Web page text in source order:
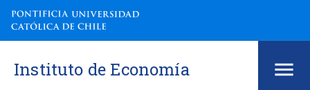
Instituto de Economía